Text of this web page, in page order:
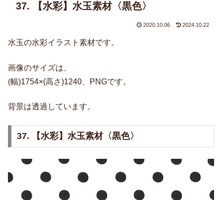
37. 【水彩】水玉素材〈黒色〉
2020.10.06 2024.10.22
水玉の水彩イラスト素材です。
画像のサイズは、
(幅)1754×(高さ)1240、PNGです。
背景は透過しています。
37. 【水彩】水玉素材〈黒色〉